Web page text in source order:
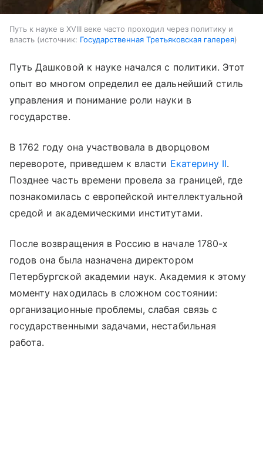
Путь к науке в XVIII веке часто проходил через политику и
власть
источник: Государственная Третьяковская галерея
Путь Дашковой к науке начался с политики. Этот
опыт во многом определил ее дальнейший стиль
управления и понимание роли науки в
государстве.
В 1762 году она участвовала в дворцовом
перевороте, приведшем к власти Екатерину II.
Позднее часть времени провела за границей, где
познакомилась с европейской интеллектуальной
средой и академическими институтами.
После возвращения в Россию в начале 1780-х
годов она была назначена директором
Петербургской академии наук. Академия к этому
моменту находилась в сложном состоянии:
организационные проблемы, слабая связь с
государственными задачами, нестабильная
работа.